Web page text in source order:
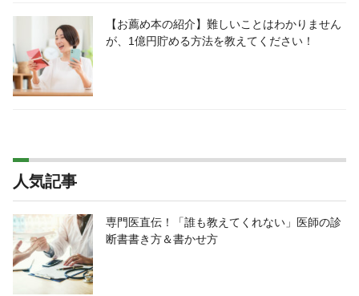
【お薦め本の紹介】難しいことはわかりません
が、1億円貯める方法を教えてください！
人気記事
専門医直伝！「誰も教えてくれない」医師の診
断書書き方＆書かせ方